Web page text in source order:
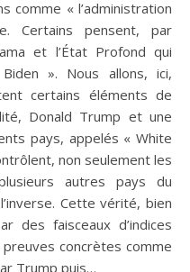
comme « l’administration
Certains pensent, par
et l’État Profond qui
». Nous allons, ici,
certains éléments de
Donald Trump et une
pays, appelés « White
non seulement les
autres pays du
Cette vérité, bien
des faisceaux d’indices
concrètes comme
Trump puis…